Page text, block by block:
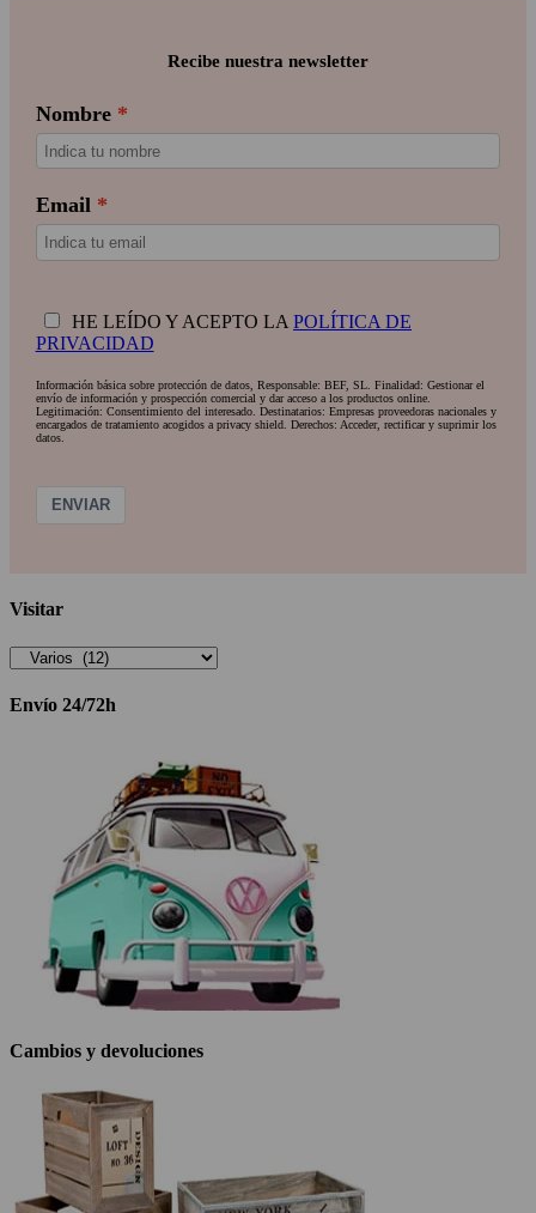
Recibe nuestra newsletter
Nombre
Email
HE LEÍDO Y ACEPTO LAPOLÍTICA DE
PRIVACIDAD
Información básica sobre protección de datos, Responsable: BEF, SL. Finalidad: Gestionar el
envío de información y prospección comercial y dar acceso a los productos online.
Legitimación: Consentimiento del interesado. Destinatarios: Empresas proveedoras nacionales y
encargados de tratamiento acogidos a privacy shield. Derechos: Acceder, rectificar y suprimir los
datos.
ENVIAR
Visitar
Envío 24/72h
Cambios y devoluciones